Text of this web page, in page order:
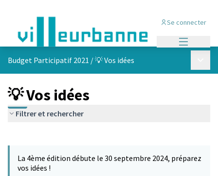
Se connecter
Budget Participatif 2021 /💡 Vos idées
💡 Vos idées
Filtrer et rechercher
La 4ème édition débute le 30 septembre 2024, préparez
vos idées !